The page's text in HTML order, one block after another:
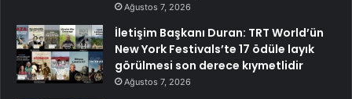
Ağustos 7, 2026
İletişim Başkanı Duran: TRT World’ün
New York Festivals’te 17 ödüle layık
görülmesi son derece kıymetlidir
Ağustos 7, 2026